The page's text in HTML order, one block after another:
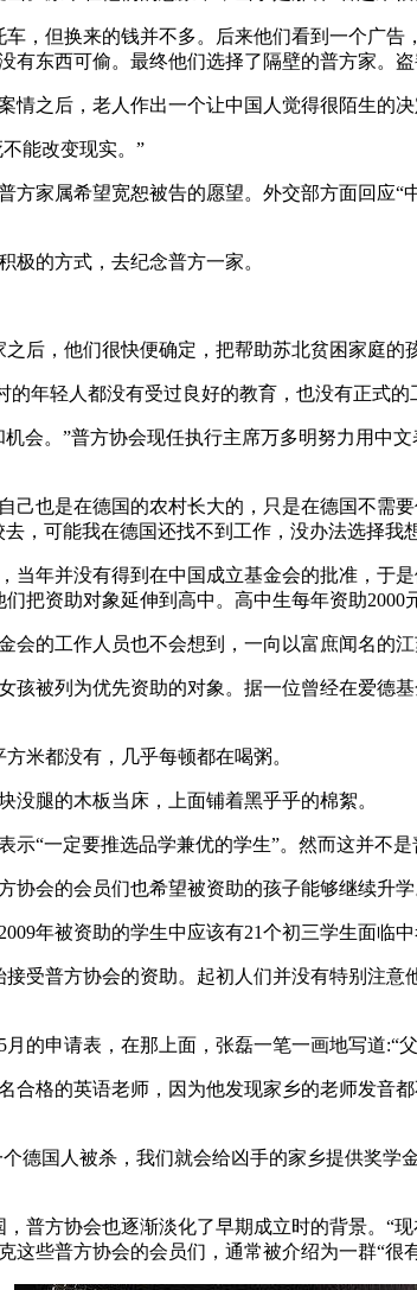
，但换来的钱并不多。后来他们看到一个广
东西可偷。最终他们选择了隔壁的普方家。
情之后，老人作出一个让中国人觉得很陌生的
能改变现实。”
家属希望宽恕被告的愿望。外交部方面回应
极的方式，去纪念普方一家。
后，他们很快便确定，把帮助苏北贫困家庭的
年轻人都没有受过良好的教育，也没有正式
会。”普方协会现任执行主席万多明努力用中
己也是在德国的农村长大的，只是在德国不需
，可能我在德国还找不到工作，没办法选择我
当年并没有得到在中国成立基金会的批准，于
把资助对象延伸到高中。高中生每年资助2000
的工作人员也不会想到，一向以富庶闻名的江
孩被列为优先资助的对象。据一位曾经在爱德
米都没有，几乎每顿都在喝粥。
腿的木板当床，上面铺着黑乎乎的棉絮。
“一定要推选品学兼优的学生”。然而这并不
协会的会员们也希望被资助的孩子能够继续升
年被资助的学生中应该有21个初三学生面临
受普方协会的资助。起初人们并没有特别注
的申请表，在那上面，张磊一笔一画地写道
合格的英语老师，因为他发现家乡的老师发音
德国人被杀，我们就会给凶手的家乡提供奖
普方协会也逐渐淡化了早期成立时的背景。“
些普方协会的会员们，通常被介绍为一群“很